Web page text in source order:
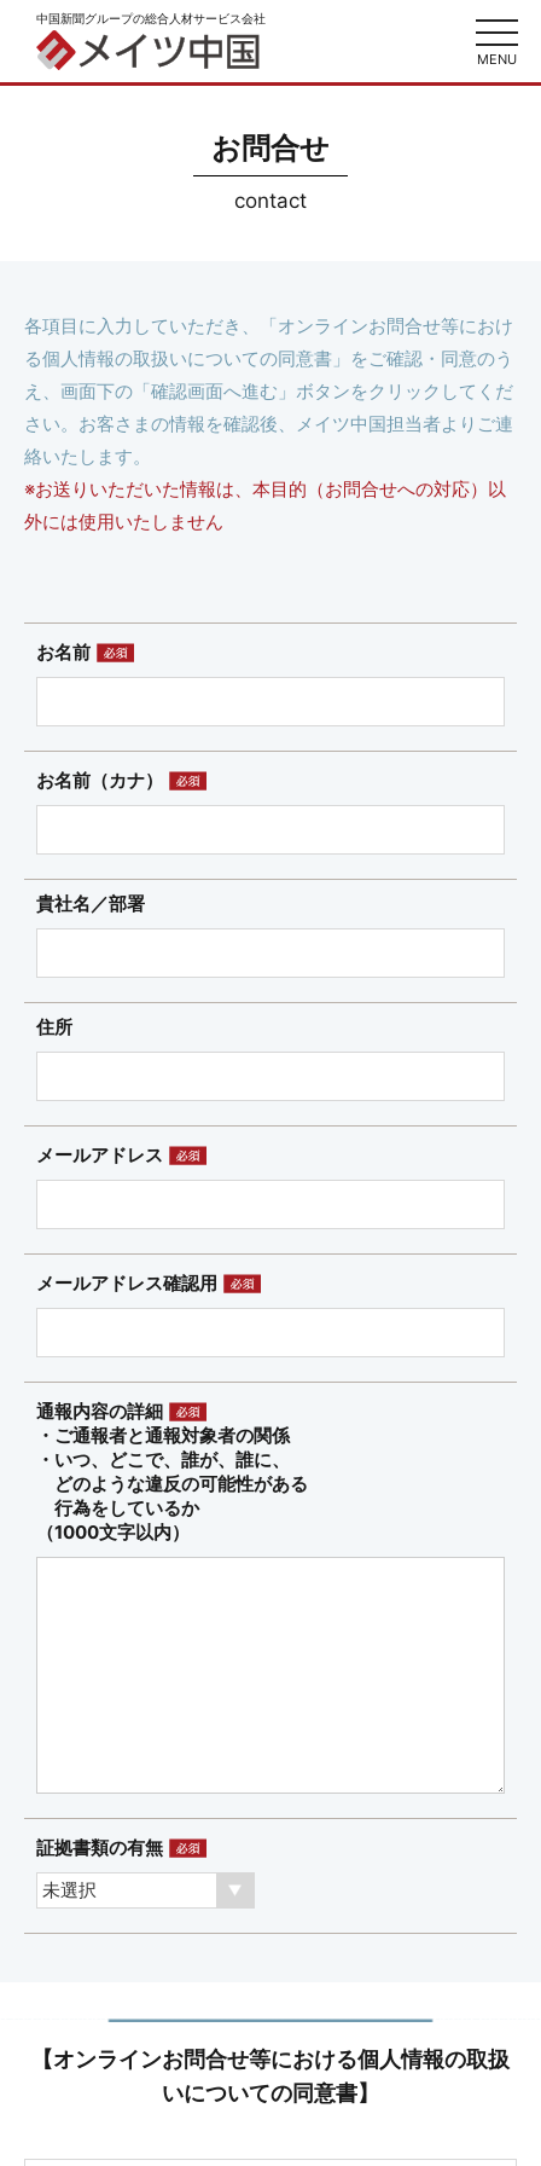
MENU
中国新聞グループの総合人材サービス会社
お問合せ
contact
各項目に入力していただき、「オンラインお問合せ等におけ
る個人情報の取扱いについての同意書」をご確認・同意のう
え、 画面下の「確認画面へ進む」ボタンをクリックしてくだ
さい。お客さまの情報を確認後、メイツ中国担当者よりご連
絡いたします。
※お送りいただいた情報は、本目的（お問合せへの対応）以
外には使用いたしません
お名前
お名前（カナ）
貴社名／部署
住所
メールアドレス
メールアドレス確認用
通報内容の詳細
・ご通報者と通報対象者の関係
・いつ、どこで、誰が、誰に、
どのような違反の可能性がある
行為をしているか
（1000文字以内）
証拠書類の有無
【オンラインお問合せ等における個人情報の取扱
いについての同意書】